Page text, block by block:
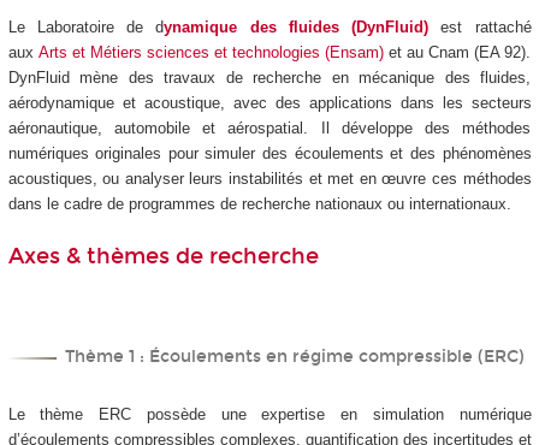
Le Laboratoire de dynamique des fluides (DynFluid) est rattaché
aux Arts et Métiers sciences et technologies (Ensam)et au Cnam (EA 92).
DynFluid mène des travaux de recherche en mécanique des fluides,
aérodynamique et acoustique, avec des applications dans les secteurs
aéronautique, automobile et aérospatial. Il développe des méthodes
numériques originales pour simuler des écoulements et des phénomènes
acoustiques, ou analyser leurs instabilités et met en œuvre ces méthodes
dans le cadre de programmes de recherche nationaux ou internationaux.
Axes & thèmes de recherche
Thème 1 : Écoulements en régime compressible (ERC)
Le thème ERC possède une expertise en simulation numérique
d’écoulements compressibles complexes, quantification des incertitudes et